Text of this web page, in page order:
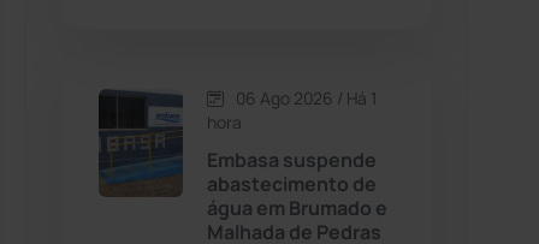
Érico Cardoso
Esportes (522)
06 Ago 2026 / Há 1
hora
Embasa suspende
abastecimento de
água em Brumado e
Malhada de Pedras